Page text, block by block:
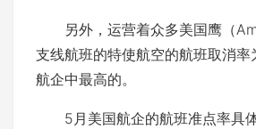
另外，运营着众多美国鹰（
支线航班的特使航空的航班取消率
航企中最高的。
5月美国航企的航班准点率具体